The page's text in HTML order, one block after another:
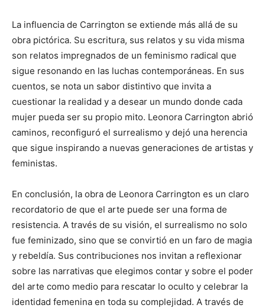
La influencia de Carrington se extiende más allá de su
obra pictórica. Su escritura, sus relatos y su vida misma
son relatos impregnados de un feminismo radical que
sigue resonando en las luchas contemporáneas. En sus
cuentos, se nota un sabor distintivo que invita a
cuestionar la realidad y a desear un mundo donde cada
mujer pueda ser su propio mito. Leonora Carrington abrió
caminos, reconfiguró el surrealismo y dejó una herencia
que sigue inspirando a nuevas generaciones de artistas y
feministas.
En conclusión, la obra de Leonora Carrington es un claro
recordatorio de que el arte puede ser una forma de
resistencia. A través de su visión, el surrealismo no solo
fue feminizado, sino que se convirtió en un faro de magia
y rebeldía. Sus contribuciones nos invitan a reflexionar
sobre las narrativas que elegimos contar y sobre el poder
del arte como medio para rescatar lo oculto y celebrar la
identidad femenina en toda su complejidad. A través de